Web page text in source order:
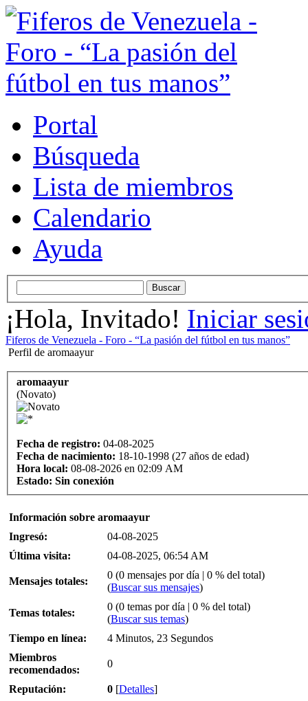
Portal
Búsqueda
Lista de miembros
Calendario
Ayuda
¡Hola, Invitado! Iniciar
Fiferos de Venezuela - Foro - “La pasión del fútbol en tus manos”
Perfil de aromaayur
aromaayur
(Novato)
Fecha de registro: 04-08-2025
Fecha de nacimiento: 18-10-1998 (27 años de edad)
Hora local: 08-08-2026 en 02:09 AM
Estado: Sin conexión
Información sobre aromaayur
Ingresó:
04-08-2025
Última visita:
04-08-2025, 06:54 AM
Mensajes totales:
0 (0 mensajes por día | 0 % del total)
(Buscar sus mensajes)
Temas totales:
0 (0 temas por día | 0 % del total)
(Buscar sus temas)
Tiempo en línea:
4 Minutos, 23 Segundos
Miembros
recomendados:
0
Reputación: 0 [Detalles]